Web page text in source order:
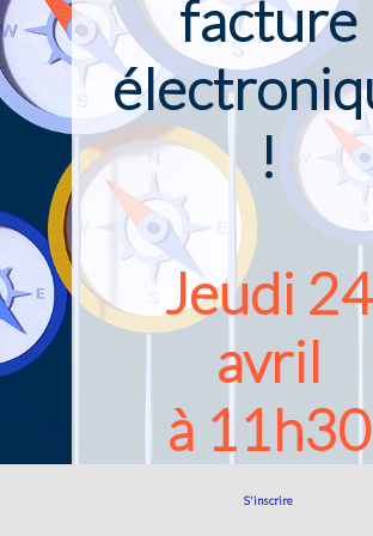
facture
!
Jeudi 24
avril
à 11h30
S'inscrire